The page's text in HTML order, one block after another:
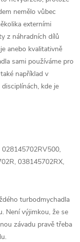
nemělo vůbec
externími
z náhradních dílů
anebo kvalitativně
sami používáme pro
například v
kde je
038145702RX,
turbodmychadla
Není výjimkou, že se
závadu pravě třeba